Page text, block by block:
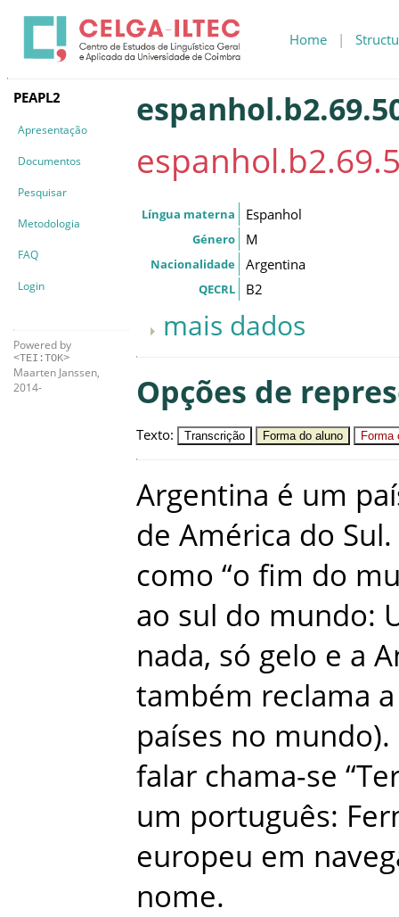
Home |
PEAPL2
Apresentação
Documentos
Pesquisar
Metodologia
FAQ
Login
Powered by
<TEI:TOK>
Maarten Janssen,
2014-
Língua materna Espanhol
Género M
Nacionalidade Argentina
QECRL B2
mais dados
Opções de
Texto: Transcrição Forma do aluno Forma
Argentina é um
de América do Sul.
como “o fim do
ao sul do mundo:
nada, só gelo e a
também reclama a
países no mundo).
falar chama-se
um português:
europeu em
nome.